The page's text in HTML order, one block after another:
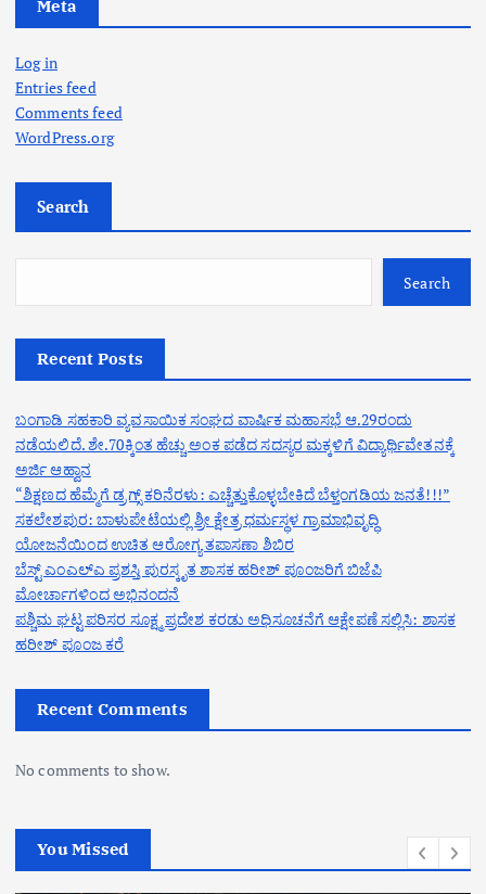
Meta
Log in
Entries feed
Comments feed
WordPress.org
Search
Search
Recent Posts
ಬಂಗಾಡಿ ಸಹಕಾರಿ ವ್ಯವಸಾಯಿಕ ಸಂಘದ ವಾರ್ಷಿಕ ಮಹಾಸಭೆ ಆ.29ರಂದು
ನಡೆಯಲಿದೆ. ಶೇ.70ಕ್ಕಿಂತ ಹೆಚ್ಚು ಅಂಕ ಪಡೆದ ಸದಸ್ಯರ ಮಕ್ಕಳಿಗೆ ವಿದ್ಯಾರ್ಥಿವೇತನಕ್ಕೆ
ಅರ್ಜಿ ಆಹ್ವಾನ
“ಶಿಕ್ಷಣದ ಹೆಮ್ಮೆಗೆ ಡ್ರಗ್ಸ್ ಕರಿನೆರಳು: ಎಚ್ಚೆತ್ತುಕೊಳ್ಳಬೇಕಿದೆ ಬೆಳ್ತಂಗಡಿಯ ಜನತೆ!!!”
ಸಕಲೇಶಪುರ: ಬಾಳುಪೇಟೆಯಲ್ಲಿ ಶ್ರೀ ಕ್ಷೇತ್ರ ಧರ್ಮಸ್ಥಳ ಗ್ರಾಮಾಭಿವೃದ್ಧಿ
ಯೋಜನೆಯಿಂದ ಉಚಿತ ಆರೋಗ್ಯ ತಪಾಸಣಾ ಶಿಬಿರ
ಬೆಸ್ಟ್ ಎಂಎಲ್ಎ ಪ್ರಶಸ್ತಿ ಪುರಸ್ಕೃತ ಶಾಸಕ ಹರೀಶ್ ಪೂಂಜರಿಗೆ ಬಿಜೆಪಿ
ಮೋರ್ಚಾಗಳಿಂದ ಅಭಿನಂದನೆ
ಪಶ್ಚಿಮ ಘಟ್ಟ ಪರಿಸರ ಸೂಕ್ಷ್ಮ ಪ್ರದೇಶ ಕರಡು ಅಧಿಸೂಚನೆಗೆ ಆಕ್ಷೇಪಣೆ ಸಲ್ಲಿಸಿ: ಶಾಸಕ
ಹರೀಶ್ ಪೂಂಜ ಕರೆ
Recent Comments
No comments to show.
You Missed